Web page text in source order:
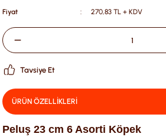
Fiyat
270,83 TL + KDV
Tavsiye Et
ÜRÜN ÖZELLİKLERİ
Peluş 23 cm 6 Asorti Köpek